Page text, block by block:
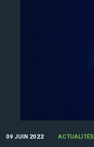
09 JUIN 2022 ACTUALITÉS